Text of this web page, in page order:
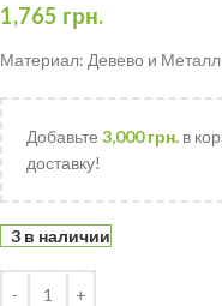
1,765 грн.
Материал: Девево и
Добавьте 3,000грн. в
доставку!
3 в наличии